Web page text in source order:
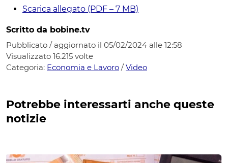
Scarica allegato (PDF – 7 MB)
Scritto da bobine.tv
Pubblicato / aggiornato il 05/02/2024 alle 12:58
Visualizzato 16.215 volte
Categoria: Economia e Lavoro /Video
Potrebbe interessarti anche queste
notizie